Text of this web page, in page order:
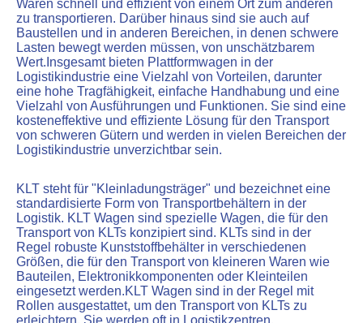
Waren schnell und effizient von einem Ort zum anderen
zu transportieren. Darüber hinaus sind sie auch auf
Baustellen und in anderen Bereichen, in denen schwere
Lasten bewegt werden müssen, von unschätzbarem
Wert.Insgesamt bieten Plattformwagen in der
Logistikindustrie eine Vielzahl von Vorteilen, darunter
eine hohe Tragfähigkeit, einfache Handhabung und eine
Vielzahl von Ausführungen und Funktionen. Sie sind eine
kosteneffektive und effiziente Lösung für den Transport
von schweren Gütern und werden in vielen Bereichen der
Logistikindustrie unverzichtbar sein.
KLT steht für "Kleinladungsträger" und bezeichnet eine
standardisierte Form von Transportbehältern in der
Logistik. KLT Wagen sind spezielle Wagen, die für den
Transport von KLTs konzipiert sind. KLTs sind in der
Regel robuste Kunststoffbehälter in verschiedenen
Größen, die für den Transport von kleineren Waren wie
Bauteilen, Elektronikkomponenten oder Kleinteilen
eingesetzt werden.KLT Wagen sind in der Regel mit
Rollen ausgestattet, um den Transport von KLTs zu
erleichtern. Sie werden oft in Logistikzentren,